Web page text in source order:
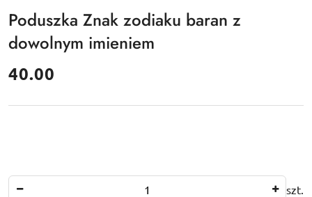
Poduszka Znak zodiaku baran z
dowolnym imieniem
cena:
40.00
szt.